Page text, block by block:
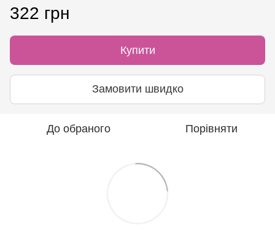
322 грн
Купити
Замовити швидко
До обраного Порівняти